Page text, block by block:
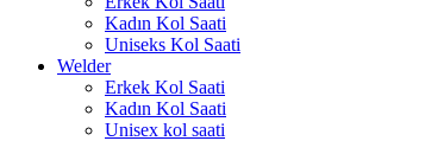
Kadın Kol Saati
Uniseks Kol Saati
Welder
Erkek Kol Saati
Kadın Kol Saati
Unisex kol saati